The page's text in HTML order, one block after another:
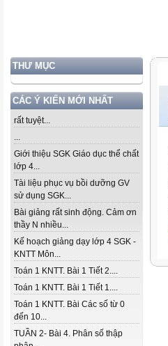
THƯ MỤC
CÁC Ý KIẾN MỚI NHẤT
rất tuyệt...
...
Giới thiệu SGK Giáo dục thể chất
lớp 4...
Tài liệu phục vụ bồi dưỡng GV
sử dụng SGK...
Bài giảng rất sinh động. Cảm ơn
thầy N nhiều...
Kế hoạch giảng dạy lớp 4 SGK -
KNTT Môn...
Toán 1 KNTT. Bài 1 Tiết 2....
Toán 1 KNTT. Bài 1 Tiết 1....
Toán 1 KNTT. Bài Các số từ 0
đến 10...
TUẦN 2- Bài 4. Phân số thập